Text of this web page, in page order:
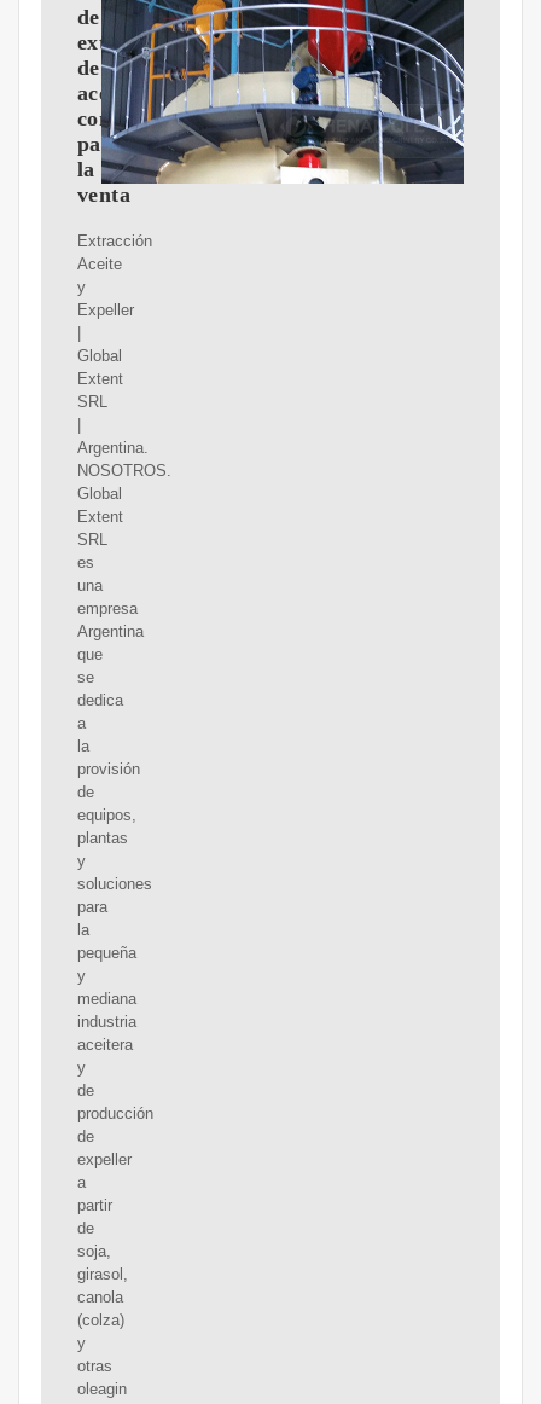
de
extracción
de
aceite
comestible
para
la
venta
Extracción
Aceite
y
Expeller
Global
Extent
SRL
Argentina.
NOSOTROS.
Global
Extent
SRL
es
una
empresa
Argentina
que
se
dedica
a
la
provisión
de
equipos,
plantas
y
soluciones
para
la
pequeña
y
mediana
industria
aceitera
y
de
producción
de
expeller
a
partir
de
soja,
girasol,
canola
(colza)
y
otras
oleagin